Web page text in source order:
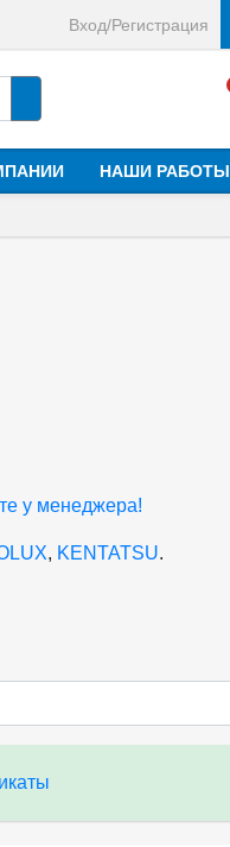
Вход/Регистрация
НАШИ РАБОТЫ
у менеджера!
, KENTATSU.